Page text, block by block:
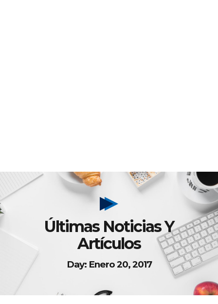
Últimas Noticias Y
Artículos
Day: Enero 20, 2017